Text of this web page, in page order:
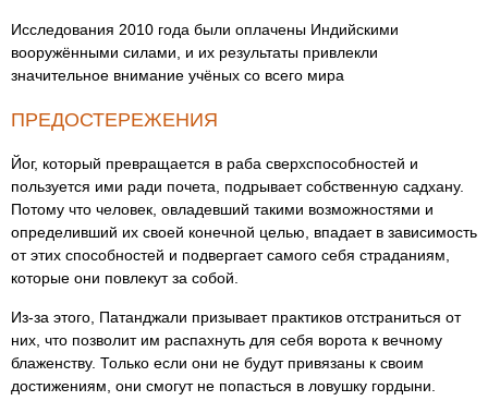
Исследования 2010 года были оплачены Индийскими
вооружёнными силами, и их результаты привлекли
значительное внимание учёных со всего мира
ПРЕДОСТЕРЕЖЕНИЯ
Йог, который превращается в раба сверхспособностей и
пользуется ими ради почета, подрывает собственную садхану.
Потому что человек, овладевший такими возможностями и
определивший их своей конечной целью, впадает в зависимость
от этих способностей и подвергает самого себя страданиям,
которые они повлекут за собой.
Из-за этого, Патанджали призывает практиков отстраниться от
них, что позволит им распахнуть для себя ворота к вечному
блаженству. Только если они не будут привязаны к своим
достижениям, они смогут не попасться в ловушку гордыни.